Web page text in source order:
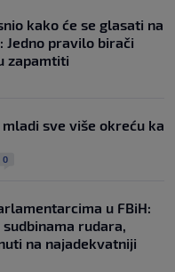
kako će se glasati na
Jedno pravilo birači
zapamtiti
mladi sve više okreću ka
0
u FBiH:
rudara,
na najadekvatniji